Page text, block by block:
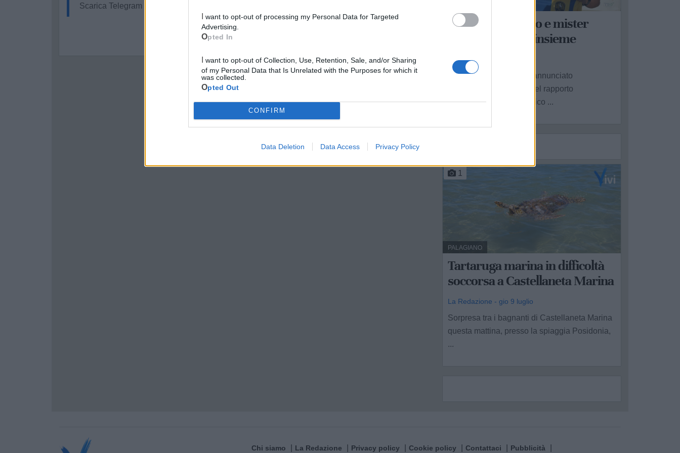
Advertising.
Opted In
of my Personal Data that Is Unrelated with the Purposes for which it
was collected.
Opted Out
CONFIRM
Data Deletion Data Access Privacy Policy
Scarica Telegram e
Atletico Palagiano e mister
Marzano avanti insieme
La Redazione - mar 7 luglio
L'Atletico Palagiano ha annunciato
ufficialmente il rinnovo del rapporto
professionale con il tecnico ...
1
PALAGIANO
Tartaruga marina in difficoltà
soccorsa a Castellaneta Marina
La Redazione - gio 9 luglio
Sorpresa tra i bagnanti di Castellaneta Marina
questa mattina, presso la spiaggia Posidonia,
...
Chi siamo La Redazione Privacy policy Cookie policy Contattaci Pubblicità